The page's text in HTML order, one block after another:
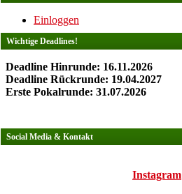
Einloggen
Wichtige Deadlines!
Deadline Hinrunde: 16.11.2026
Deadline Rückrunde: 19.04.2027
Erste Pokalrunde: 31.07.2026
Social Media & Kontakt
Instagram